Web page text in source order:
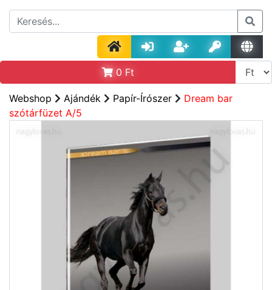
0 Ft
Webshop Ajándék Papír-Írószer
Dream bar
szótárfüzet A/5